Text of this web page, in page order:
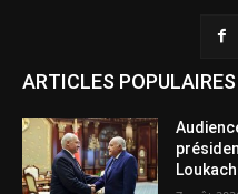
ARTICLES POPULAIRES